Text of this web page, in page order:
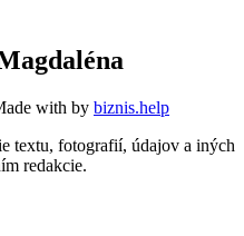
with by biznis.help
textu, fotografií, údajov a iných
redakcie.